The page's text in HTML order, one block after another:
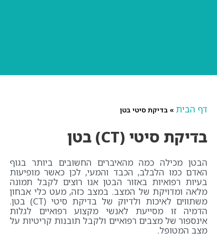
דף הבית » בדיקת סיטי בטן
בדיקת סיטי (CT) בטן
הבטן מכילה כמה מהאיברים החשובים ביותר בגוף
האדם כמו הלבלב, הכבד והמעי, לכן כאשר מופיעות
בעיות רפואיות באזור הבטן אנו רוצים לקבל תמונה
מלאה ומדויקת של המצב. במצב כזה, מעט כלי אבחון
משתווים לאיכות ולדיוק של בדיקת סיטי (CT) בטן.
הדמיה זו מסייעת לאנשי מקצוע רפואיים לגלות
אינספור של מצבים רפואיים ולקבל תובנות קריטיות על
מצב המטופל.